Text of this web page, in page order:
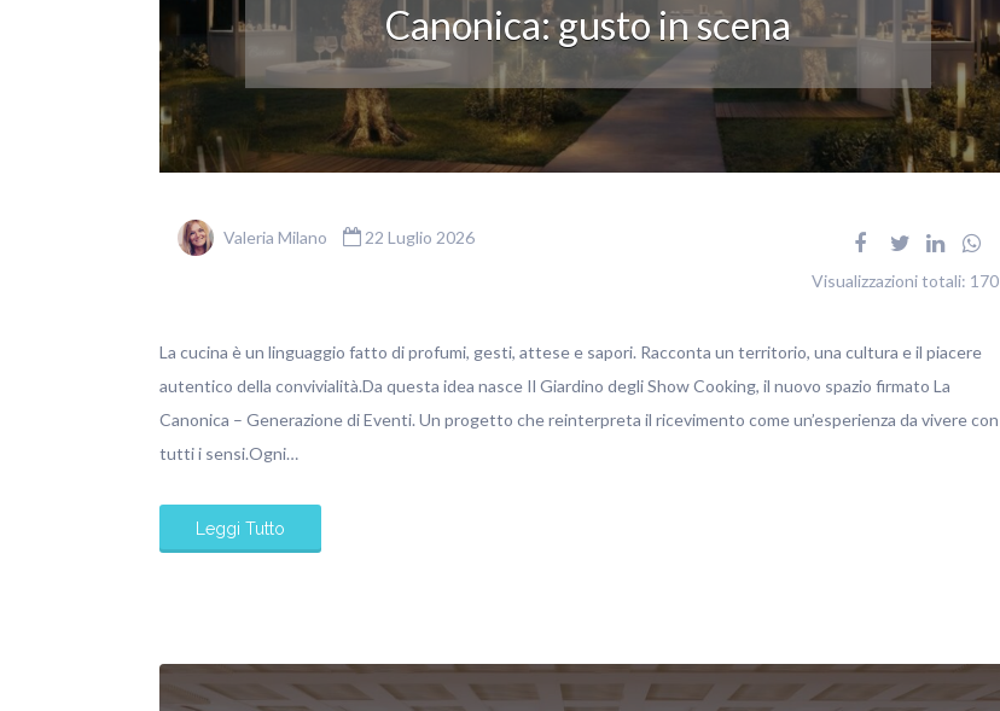
Canonica: gusto in scena
Valeria Milano 22 Luglio 2026
Visualizzazioni totali: 170
La cucina è un linguaggio fatto di profumi, gesti, attese e sapori. Racconta un territorio, una cultura e il piacere
autentico della convivialità.Da questa idea nasce Il Giardino degli Show Cooking, il nuovo spazio firmato La
Canonica – Generazione di Eventi. Un progetto che reinterpreta il ricevimento come un’esperienza da vivere con
tutti i sensi.Ogni…
Leggi Tutto